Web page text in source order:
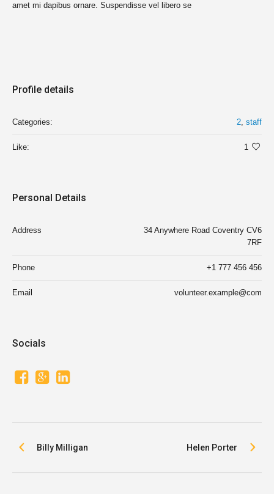
amet mi dapibus ornare. Suspendisse vel libero se
Profile details
Categories: 2, staff
Like: 1
Personal Details
Address
34 Anywhere Road Coventry CV6
7RF
Phone +1 777 456 456
Email volunteer.example@com
Socials
Helen Porter
Billy Milligan